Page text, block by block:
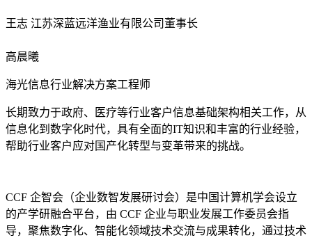
王志 江苏深蓝远洋渔业有限公司董事长
高晨曦
海光信息行业解决方案工程师
长期致力于政府、医疗等行业客户信息基础架构相关工作，从
信息化到数字化时代，具有全面的IT知识和丰富的行业经验，
帮助行业客户应对国产化转型与变革带来的挑战。
CCF 企智会（企业数智发展研讨会）是中国计算机学会设立
的产学研融合平台，由 CCF 企业与职业发展工作委员会指
导，聚焦数字化、智能化领域技术交流与成果转化，通过技术